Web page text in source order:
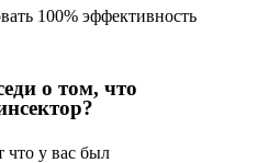
100% эффективность
о том, что
что у вас был